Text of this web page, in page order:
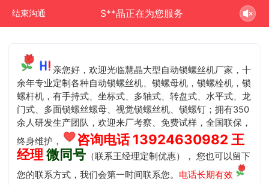
结束沟通 S**晶正在为您服务
亲您好，欢迎光临慧晶大型自动锁螺丝机厂家，十
余年专业定制各种自动锁螺丝机、锁螺母机，锁螺栓机，锁
螺杆机，有手持式、坐标式、多轴式、转盘式、水平式、龙
门式、多面锁螺丝螺母、视觉锁螺丝机、锁螺钉；拥有350
余人研发生产团队，欢迎来厂考察、免费试样，全国联保，
终身维护，
咨询电话 13924630982 王
经理微同号 （联系王经理定制优惠）， 您也可以留下
您的联系方式，我们会第一时间联系您。 电话长期有效